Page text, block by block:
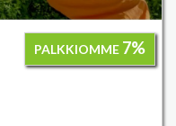
PALKKIOMME 7%